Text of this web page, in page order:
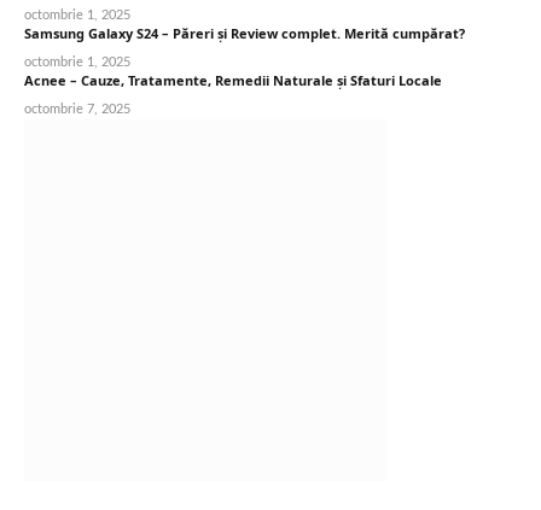
octombrie 1, 2025
Samsung Galaxy S24 – Păreri și Review complet. Merită cumpărat?
octombrie 1, 2025
Acnee – Cauze, Tratamente, Remedii Naturale și Sfaturi Locale
octombrie 7, 2025